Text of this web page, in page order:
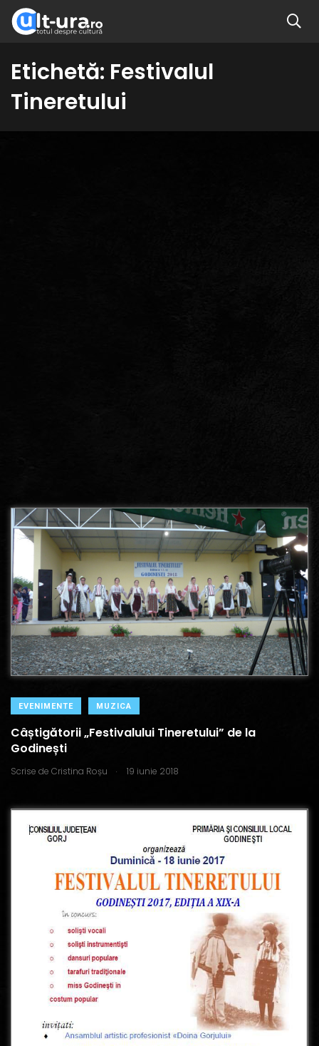
Etichetă: Festivalul
Tineretului
EVENIMENTE MUZICA
Câștigătorii „Festivalului Tineretului” de la
Godinești
Scrise de Cristina Roșu . 19 iunie 2018